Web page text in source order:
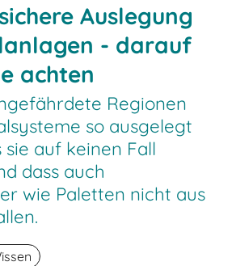
Auslegung
- darauf
achten
Regionen
so ausgelegt
sie auf keinen Fall
dass auch
wie Paletten nicht aus